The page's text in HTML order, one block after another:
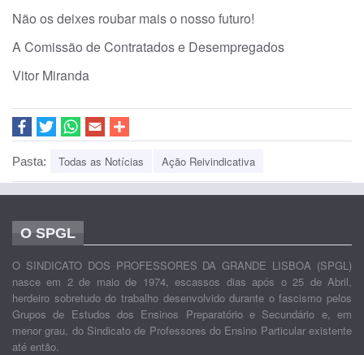
Não os deixes roubar mais o nosso futuro!
A Comissão de Contratados e Desempregados
Vitor Miranda
Pasta: Todas as Notícias Ação Reivindicativa
O SPGL
O SINDICATO DOS PROFESSORES DA GRANDE LISBOA (SPGL)
nasce em 2 de maio de 1974, escassos dias após o 25 de Abril,
herdeiro sobretudo do trabalho desenvolvido durante o fascismo pelos
Grupos de Estudos dos Ensinos Preparatório e Secundário e, em
menor grau, do Sindicato de Professores do Ensino Particular existente
até então.